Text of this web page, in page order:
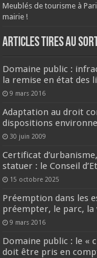
Meublés de tourisme à
mairie !
ARTICLES TIRES AU
Domaine public :
la remise en état des
9 mars 2016
Adaptation au droit
dispositions
30 juin 2009
Certificat
statuer : le Conseil
15 octobre 2025
Préemption dans les
préempter, le parc, la
9 mars 2016
Domaine public : le «
doit être pris en